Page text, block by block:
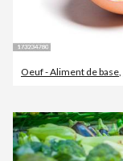
Oeuf - Aliment de base